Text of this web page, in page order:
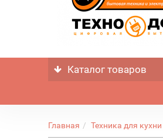
Каталог товаров
Главная Техника для кухни